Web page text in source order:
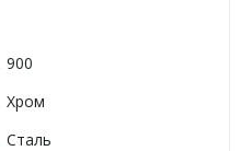
900
Хром
Сталь